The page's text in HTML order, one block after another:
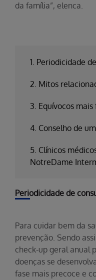
da família”, elenca.
1. Periodicidade
2. Mitos
3. Equívocos
4. Conselho de
5. Clínicos
NotreDame
Periodicidade de
Para cuidar bem da
prevenção. Sendo
check-up geral anual
doenças se
fase mais precoce e